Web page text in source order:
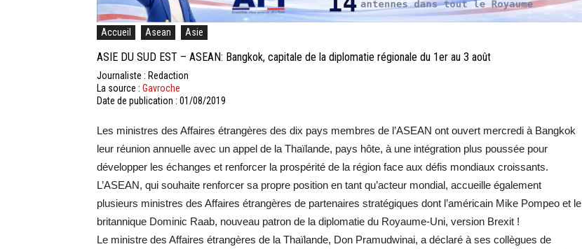
Accueil Asean Asie
ASIE DU SUD EST – ASEAN: Bangkok, capitale de la diplomatie régionale du 1er au 3 août
Journaliste : Redaction
La source : Gavroche
Date de publication : 01/08/2019
Les ministres des Affaires étrangères des dix pays membres de l’ASEAN ont ouvert mercredi à Bangkok
leur réunion annuelle avec un appel de la Thaïlande, pays hôte, à une intégration plus poussée pour
développer les échanges et renforcer la prospérité de la région face aux défis mondiaux croissants.
L’ASEAN, qui souhaite renforcer sa propre position en tant qu’acteur mondial, accueille également
plusieurs ministres des Affaires étrangères de partenaires stratégiques dont l’américain Mike Pompeo et le
britannique Dominic Raab, nouveau patron de la diplomatie du Royaume-Uni, version Brexit !
Le ministre des Affaires étrangères de la Thaïlande, Don Pramudwinai, a déclaré à ses collègues de